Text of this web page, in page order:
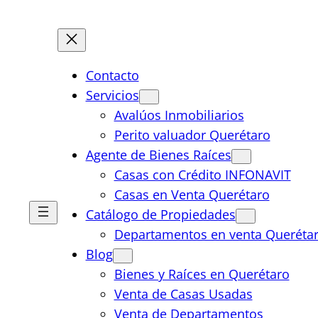
Contacto
Servicios
Avalúos Inmobiliarios
Perito valuador Querétaro
Agente de Bienes Raíces
Casas con Crédito INFONAVIT
Casas en Venta Querétaro
Catálogo de Propiedades
Departamentos en venta
Blog
Bienes y Raíces en Querétaro
Venta de Casas Usadas
Venta de Departamentos